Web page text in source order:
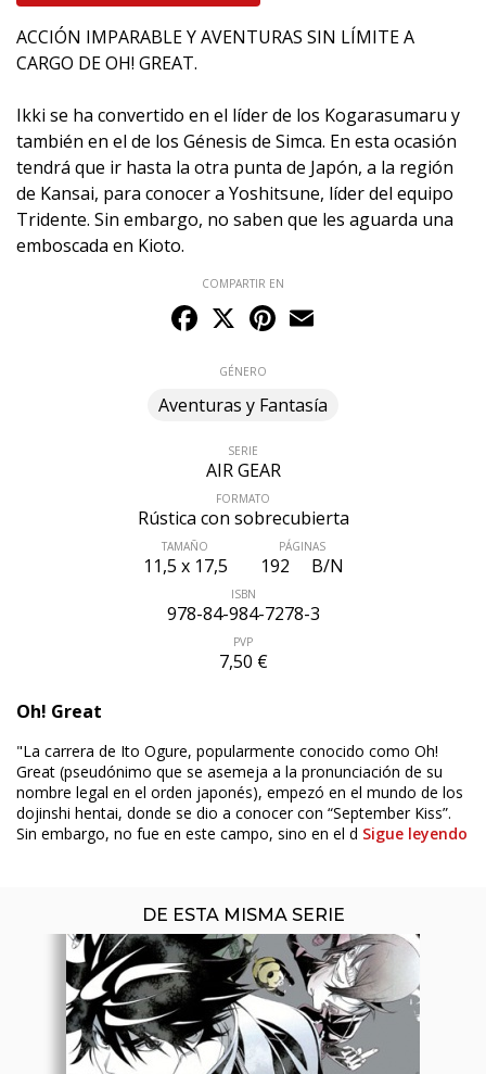
ACCIÓN IMPARABLE Y AVENTURAS SIN LÍMITE A
CARGO DE OH! GREAT.
Ikki se ha convertido en el líder de los Kogarasumaru y
también en el de los Génesis de Simca. En esta ocasión
tendrá que ir hasta la otra punta de Japón, a la región
de Kansai, para conocer a Yoshitsune, líder del equipo
Tridente. Sin embargo, no saben que les aguarda una
emboscada en Kioto.
COMPARTIR EN
Facebook
X Pinterest
GÉNERO
Aventuras y Fantasía
SERIE
AIR GEAR
FORMATO
Rústica con sobrecubierta
TAMAÑO
11,5 x 17,5
PÁGINAS
192 B/N
ISBN
978-84-984-7278-3
PVP
7,50 €
Oh! Great
"La carrera de Ito Ogure, popularmente conocido como Oh!
Great (pseudónimo que se asemeja a la pronunciación de su
nombre legal en el orden japonés), empezó en el mundo de los
dojinshi hentai, donde se dio a conocer con “September Kiss”.
Sin embargo, no fue en este campo, sino en el d Sigue leyendo
DE ESTA MISMA SERIE